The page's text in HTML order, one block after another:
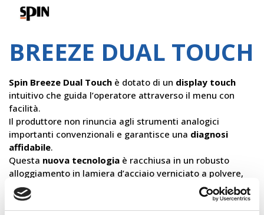
BREEZE DUAL TOUCH
Spin Breeze Dual Touch è dotato di un display touch
intuitivo che guida l’operatore attraverso il menu con
facilità.
Il produttore non rinuncia agli strumenti analogici
importanti convenzionali e garantisce una diagnosi
affidabile.
Questa nuova tecnologia è racchiusa in un robusto
alloggiamento in lamiera d’acciaio verniciato a polvere,
con accesso diretto per la manutenzione diretta tramite
una porta nella parete posteriore,
per un accesso
diretto all’interno del dispositivo.